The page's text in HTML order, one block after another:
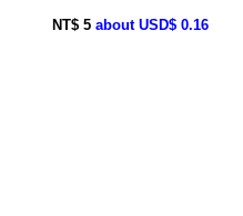
NT$ 5 about USD$ 0.16